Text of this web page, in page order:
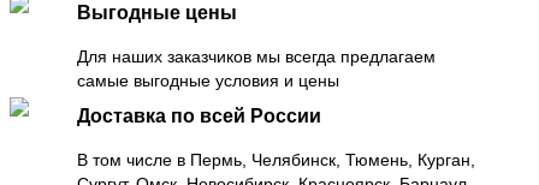
Выгодные цены
Для наших заказчиков мы всегда предлагаем
самые выгодные условия и цены
Доставка по всей России
В том числе в Пермь, Челябинск, Тюмень, Курган,